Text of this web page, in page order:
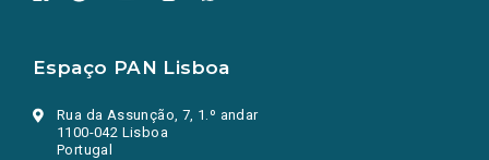
Espaço PAN Lisboa
Rua da Assunção, 7, 1.º andar
1100-042 Lisboa
Portugal